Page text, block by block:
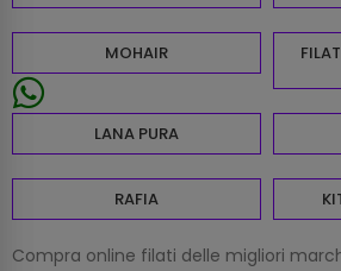
MOHAIR
LANA PURA
RAFIA
Compra online filati delle migliori